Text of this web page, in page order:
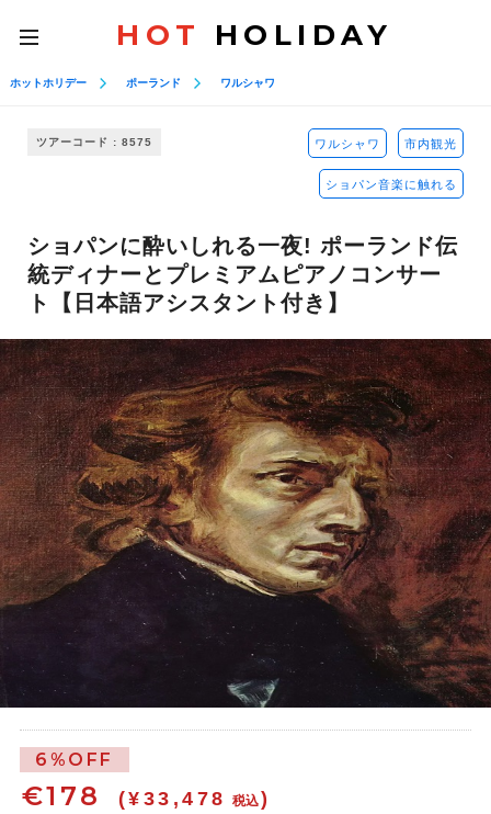
toggle
navigation
HOT HOLIDAY
ホットホリデー ポーランド ワルシャワ
ツアーコード : 8575 ワルシャワ 市内観光
ショパン音楽に触れる
ショパンに酔いしれる一夜! ポーランド伝
統ディナーとプレミアムピアノコンサー
ト【日本語アシスタント付き】
6%OFF
€178 (¥33,478 税込)